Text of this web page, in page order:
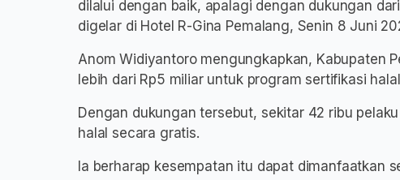
dilalui dengan baik, apalagi dengan dukungan
digelar di Hotel R-Gina Pemalang, Senin 8 Juni
Anom Widiyantoro mengungkapkan, Kabupaten
lebih dari Rp5 miliar untuk program sertifikasi
Dengan dukungan tersebut, sekitar 42 ribu
halal secara gratis.
Ia berharap kesempatan itu dapat dimanfaatkan